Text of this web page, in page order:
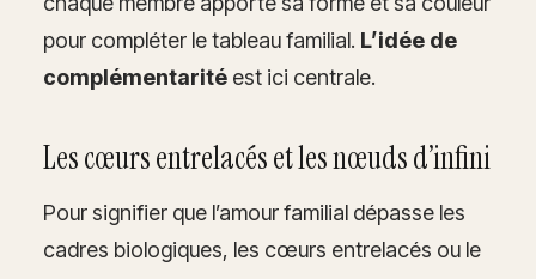
pour compléter le tableau familial. L’idée de
complémentarité est ici centrale.
Les cœurs entrelacés et les nœuds d’infini
Pour signifier que l’amour familial dépasse les
cadres biologiques, les cœurs entrelacés ou le